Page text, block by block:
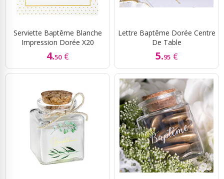
Serviette Baptême Blanche
Impression Dorée X20
4.50 €
Lettre Baptême Dorée Centre
De Table
5.95 €